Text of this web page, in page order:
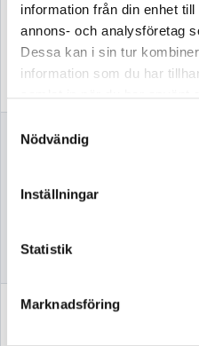
information från din enhet
annons- och analysföretag
Dessa kan i sin tur
information som du har
samlat in när du har använt
Nödvändig
Inställningar
Statistik
Marknadsföring
VASSKLIPPARE
749 kr